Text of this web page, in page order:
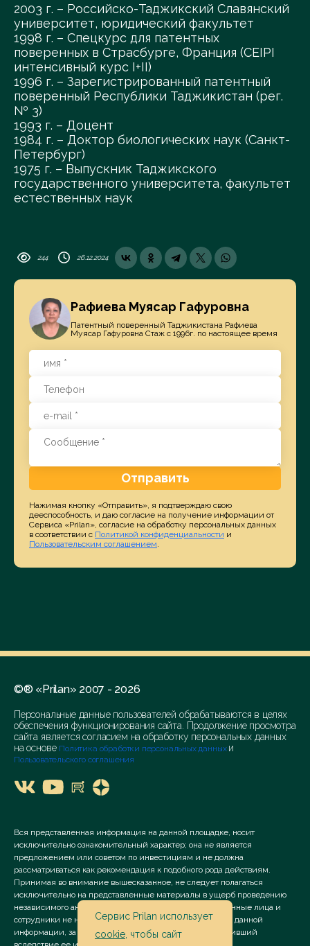
2003 г. – Российско-Таджикский Славянский
университет, юридический факультет
1998 г. – Спецкурс для патентных
поверенных в Страсбурге, Франция (CEIPI
интенсивный курс I+II)
1996 г. – Зарегистрированный патентный
поверенный Республики Таджикистан (рег.
№ 3)
1993 г. – Доцент
1984 г. – Доктор биологических наук (Санкт-
Петербург)
1975 г. – Выпускник Таджикского
государственного университета, факультет
естественных наук
244 26.12.2024
Рафиева Муясар Гафуровна
Патентный поверенный Таджикистана Рафиева
Муясар Гафуровна Стаж с 1996г. по настоящее время
Отправить
Нажимая кнопку «Отправить», я подтверждаю свою
дееспособность, и даю согласие на получение информации от
Сервиса «Prilan», согласие на обработку персональных данных
в соответствии с Политикой конфиденциальности и
Пользовательским соглашением.
©® «Prilan» 2007 - 2026
Персональные данные пользователей обрабатываются в целях
обеспечения функционирования сайта. Продолжение просмотра
сайта является согласием на обработку персональных данных
на основе Политика обработки персональных данных и
Пользовательского соглашения
Вся представленная информация на данной площадке, носит
исключительно ознакомительный характер; она не является
предложением или советом по инвестициям и не должна
рассматриваться как рекомендация к подобного рода действиям.
Принимая во внимание вышесказанное, не следует полагаться
исключительно на представленные материалы в ущерб проведению
независимого анализа. Сервис «Prilan» его аффилированные лица и
сотрудники не несут ответственности за использование данной
информации, за прямой или косвенный ущерб, наступивший
Сервис Prilan использует
cookie , чтобы сайт